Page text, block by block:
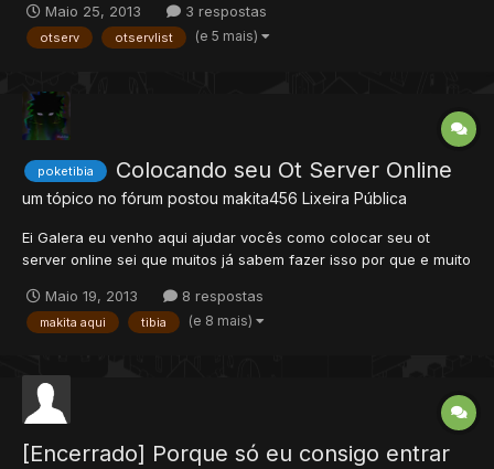
desses vo deve jogar o Vikitera Global. Contamos com um
dedicado de 16gb de memória ram e um ótimo FireWall con...
Maio 25, 2013 3 respostas
otserv otservlist (e 5 mais)
poketibia Colocando seu Ot Server Online
um tópico no fórum postou makita456 Lixeira Pública
Ei Galera eu venho aqui ajudar vocês como colocar seu ot
server online sei que muitos já sabem fazer isso por que e muito
jogadores de tibia ou poketibia etc querem colocar seu ot
server online então vamos ao tutorial , este e meu primeiro tuto...
Maio 19, 2013 8 respostas
makita aqui tibia (e 8 mais)
[Encerrado] Porque só eu consigo entrar